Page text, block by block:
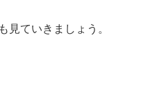
見ていきましょう。